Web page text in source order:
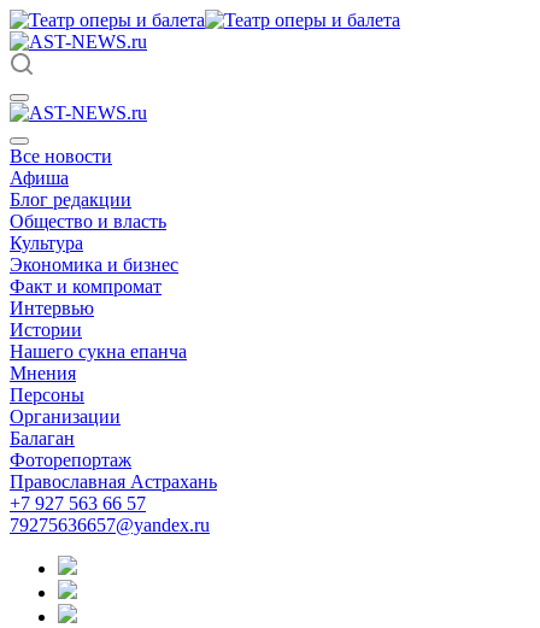
Все новости
Афиша
Блог редакции
Общество и власть
Культура
Экономика и бизнес
Факт и компромат
Интервью
Истории
Нашего сукна епанча
Мнения
Персоны
Организации
Балаган
Фоторепортаж
Православная Астрахань
+7 927 563 66 57
79275636657@yandex.ru